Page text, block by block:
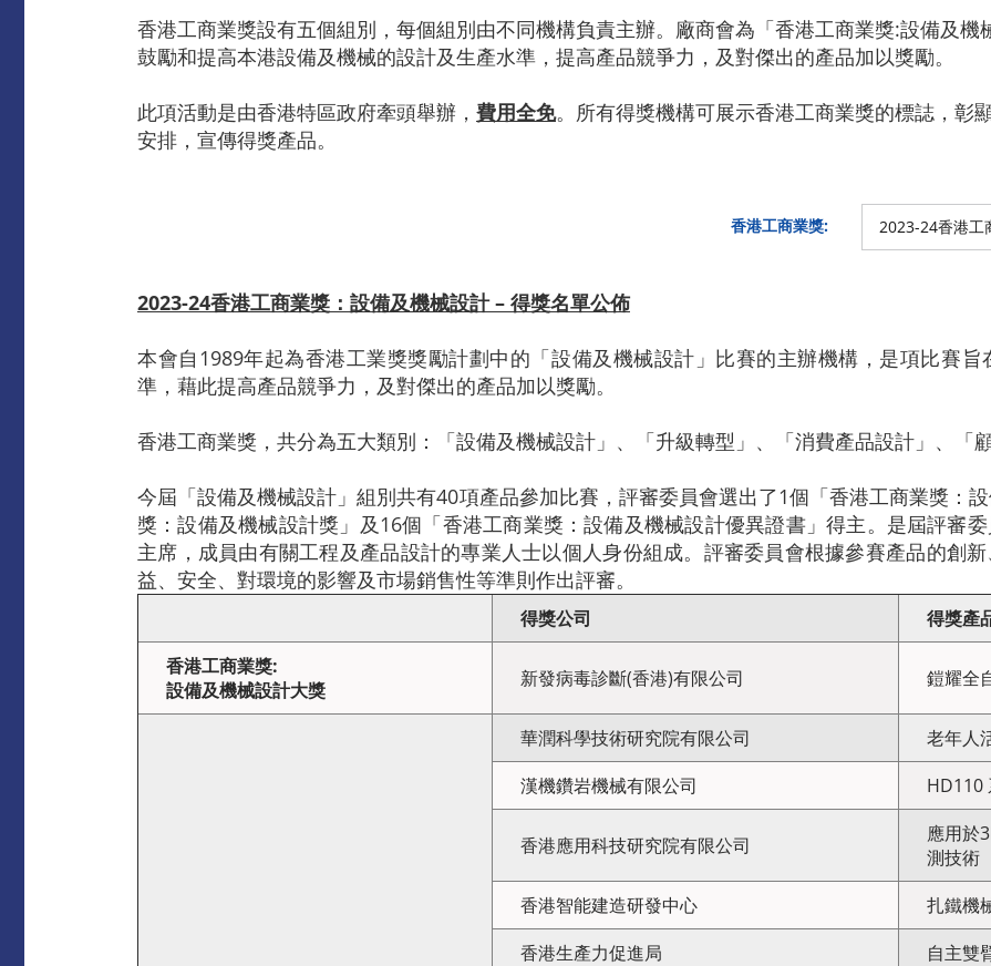
香港工商業獎設有五個組別，每個組別由不同機構負責主辦。廠商會為「香港工商業獎:設備及
鼓勵和提高本港設備及機械的設計及生產水準，提高產品競爭力，及對傑出的產品加以獎勵。
此項活動是由香港特區政府牽頭舉辦， 費用全免。所有得獎機構可展示香港工商業獎的標誌，彰
安排，宣傳得獎產品。
香港工商業獎: 2023-24香港工
2023-24香港工商業獎：設備及機械設計 – 得獎名單公佈
本會自1989年起為香港工業獎獎勵計劃中的「設備及機械設計」比賽的主辦機構，是項比賽
準，藉此提高產品競爭力，及對傑出的產品加以獎勵。
香港工商業獎，共分為五大類別：「設備及機械設計」、「升級轉型」、「消費產品設計」、「
今屆「設備及機械設計」組別共有40項產品參加比賽，評審委員會選出了1個「香港工商業獎：
獎：設備及機械設計獎」及16個「香港工商業獎：設備及機械設計優異證書」得主。是屆評審
主席，成員由有關工程及產品設計的專業人士以個人身份組成。評審委員會根據參賽產品的創
益、安全、對環境的影響及市場銷售性等準則作出評審。
得獎公司
得獎產
香港工商業獎:
設備及機械設計大獎
新發病毒診斷(香港)有限公司 鎧耀全
華潤科學技術研究院有限公司
老年人
漢機鑽岩機械有限公司
HD110
香港應用科技研究院有限公司
應用於
測技術
香港智能建造研發中心
扎鐵機
香港生產力促進局
自主雙